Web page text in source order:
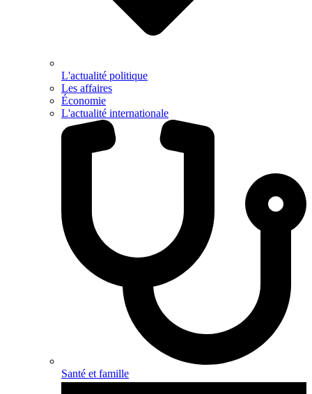
L'actualité politique
Les affaires
Économie
L'actualité internationale
Santé et famille